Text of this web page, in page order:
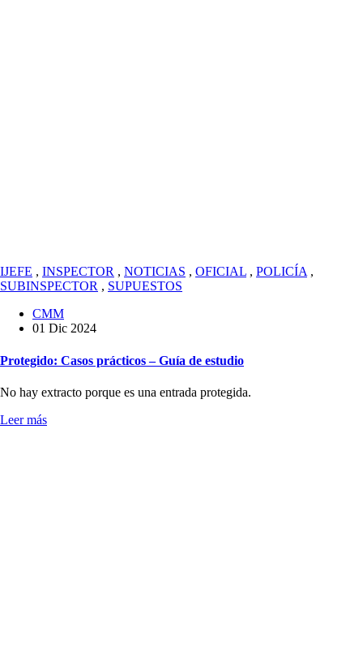
IJEFE , INSPECTOR , NOTICIAS , OFICIAL , POLICÍA ,
SUBINSPECTOR , SUPUESTOS
CMM
01 Dic 2024
Protegido: Casos prácticos – Guía de estudio
No hay extracto porque es una entrada protegida.
Leer más